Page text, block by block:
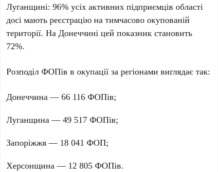
Луганщині:96% усіх активних підприємців області
досі мають реєстрацію на тимчасово окупованій
території. НаДонеччині цей показник становить
72%.
Розподіл ФОПів в окупації за регіонами виглядає так:
Донеччина—66 116 ФОПів;
Луганщина—49 517 ФОПів;
Запоріжжя— 18 041 ФОП;
Херсонщина— 12 805 ФОПів.